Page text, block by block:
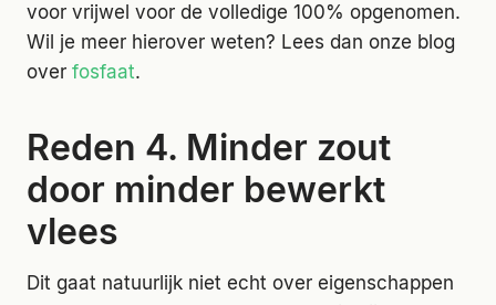
voor vrijwel voor de volledige 100% opgenomen.
Wil je meer hierover weten? Lees dan onze blog
over fosfaat.
Reden 4. Minder zout
door minder bewerkt
vlees
Dit gaat natuurlijk niet echt over eigenschappen